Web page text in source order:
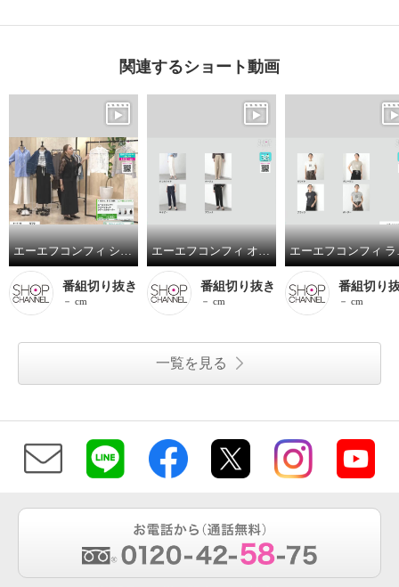
関連するショート動画
エーエフコンフィ シアーレース カーディガン
番組切り抜き
－ cm
エーエフコンフィ オールマイティ ストレッチパンツ
番組切り抜き
－ cm
エーエ
番組切り
－ cm
一覧を見る